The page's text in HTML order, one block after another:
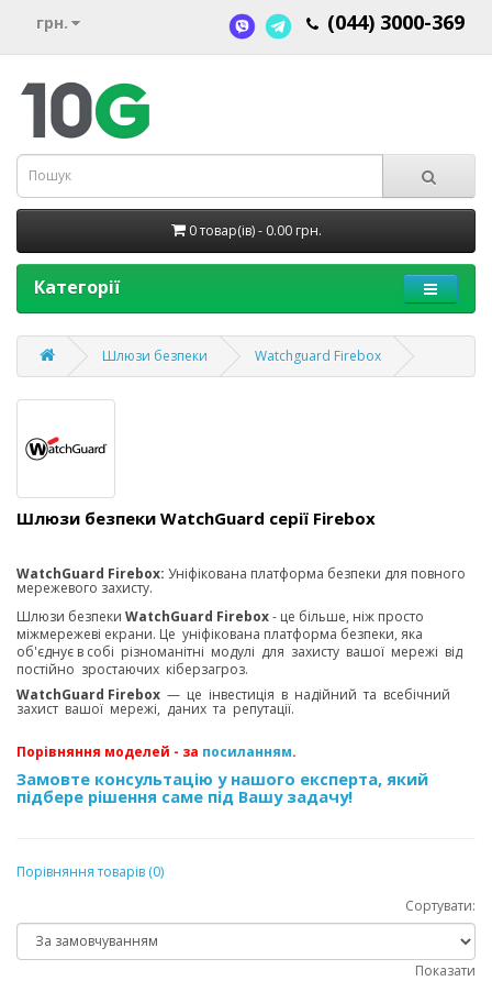
грн. (044) 3000-369
0 товар(ів) - 0.00 грн.
Категорії
Шлюзи безпеки Watchguard Firebox
Шлюзи безпеки WatchGuard серії Firebox
WatchGuard Firebox: Уніфікована платформа безпеки для повного
мережевого захисту.
Шлюзи безпеки WatchGuard Firebox- це більше, ніж просто
міжмережеві екрани. Це уніфікована платформа безпеки, яка
об'єднує в собі різноманітні модулі для захисту вашої мережі від
постійно зростаючих кіберзагроз.
WatchGuard Firebox — це інвестиція в надійний та всебічний
захист вашої мережі, даних та репутації.
Порівняння моделей - за посиланням.
Замовте консультацію у нашого експерта, який
підбере рішення саме під Вашу задачу!
Порівняння товарів (0)
Сортувати:
Показати